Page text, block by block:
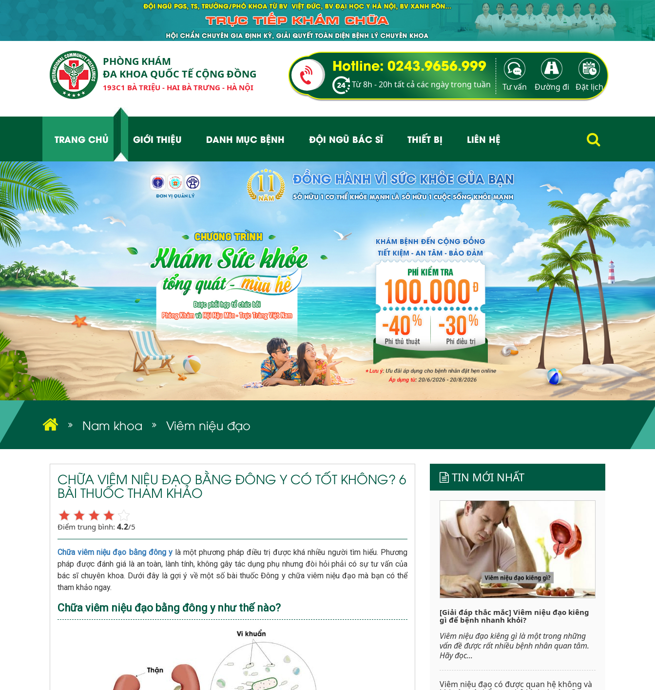
PHÒNG KHÁM
ĐA KHOA QUỐC TẾ CỘNG ĐỒNG
193C1 BÀ TRIỆU - HAI BÀ TRƯNG - HÀ NỘI
Hotline: 0243.9656.999
Từ 8h - 20h tất cả các ngày trong tuần Tư vấn Đường đi Đặt lịch
TRANG CHỦ GIỚI THIỆU DANH MỤC BỆNH ĐỘI NGŨ BÁC SĨ THIẾT BỊ LIÊN HỆ
Nam khoa Viêm niệu đạo
CHỮA VIÊM NIỆU ĐẠO BẰNG ĐÔNG Y CÓ TỐT KHÔNG? 6
BÀI THUỐC THAM KHẢO
Điểm trung bình: 4.2/5
Chữa viêm niệu đạo bằng đông ylà một phương pháp điều trị được khá nhiều người tìm hiểu. Phương
pháp được đánh giá là an toàn, lành tính, không gây tác dụng phụ nhưng đòi hỏi phải có sự tư vấn của
bác sĩ chuyên khoa. Dưới đây là gợi ý về một số bài thuốc Đông y chữa viêm niệu đạo mà bạn có thể
tham khảo ngay.
Chữa viêm niệu đạo bằng đông y như thế nào?
TIN MỚI NHẤT
[Giải đáp thắc mắc] Viêm niệu đạo kiêng
gì để bệnh nhanh khỏi?
Viêm niệu đạo kiêng gì là một trong những
vấn đề được rất nhiều bệnh nhân quan tâm.
Hãy đọc...
Viêm niệu đạo có được quan hệ không và